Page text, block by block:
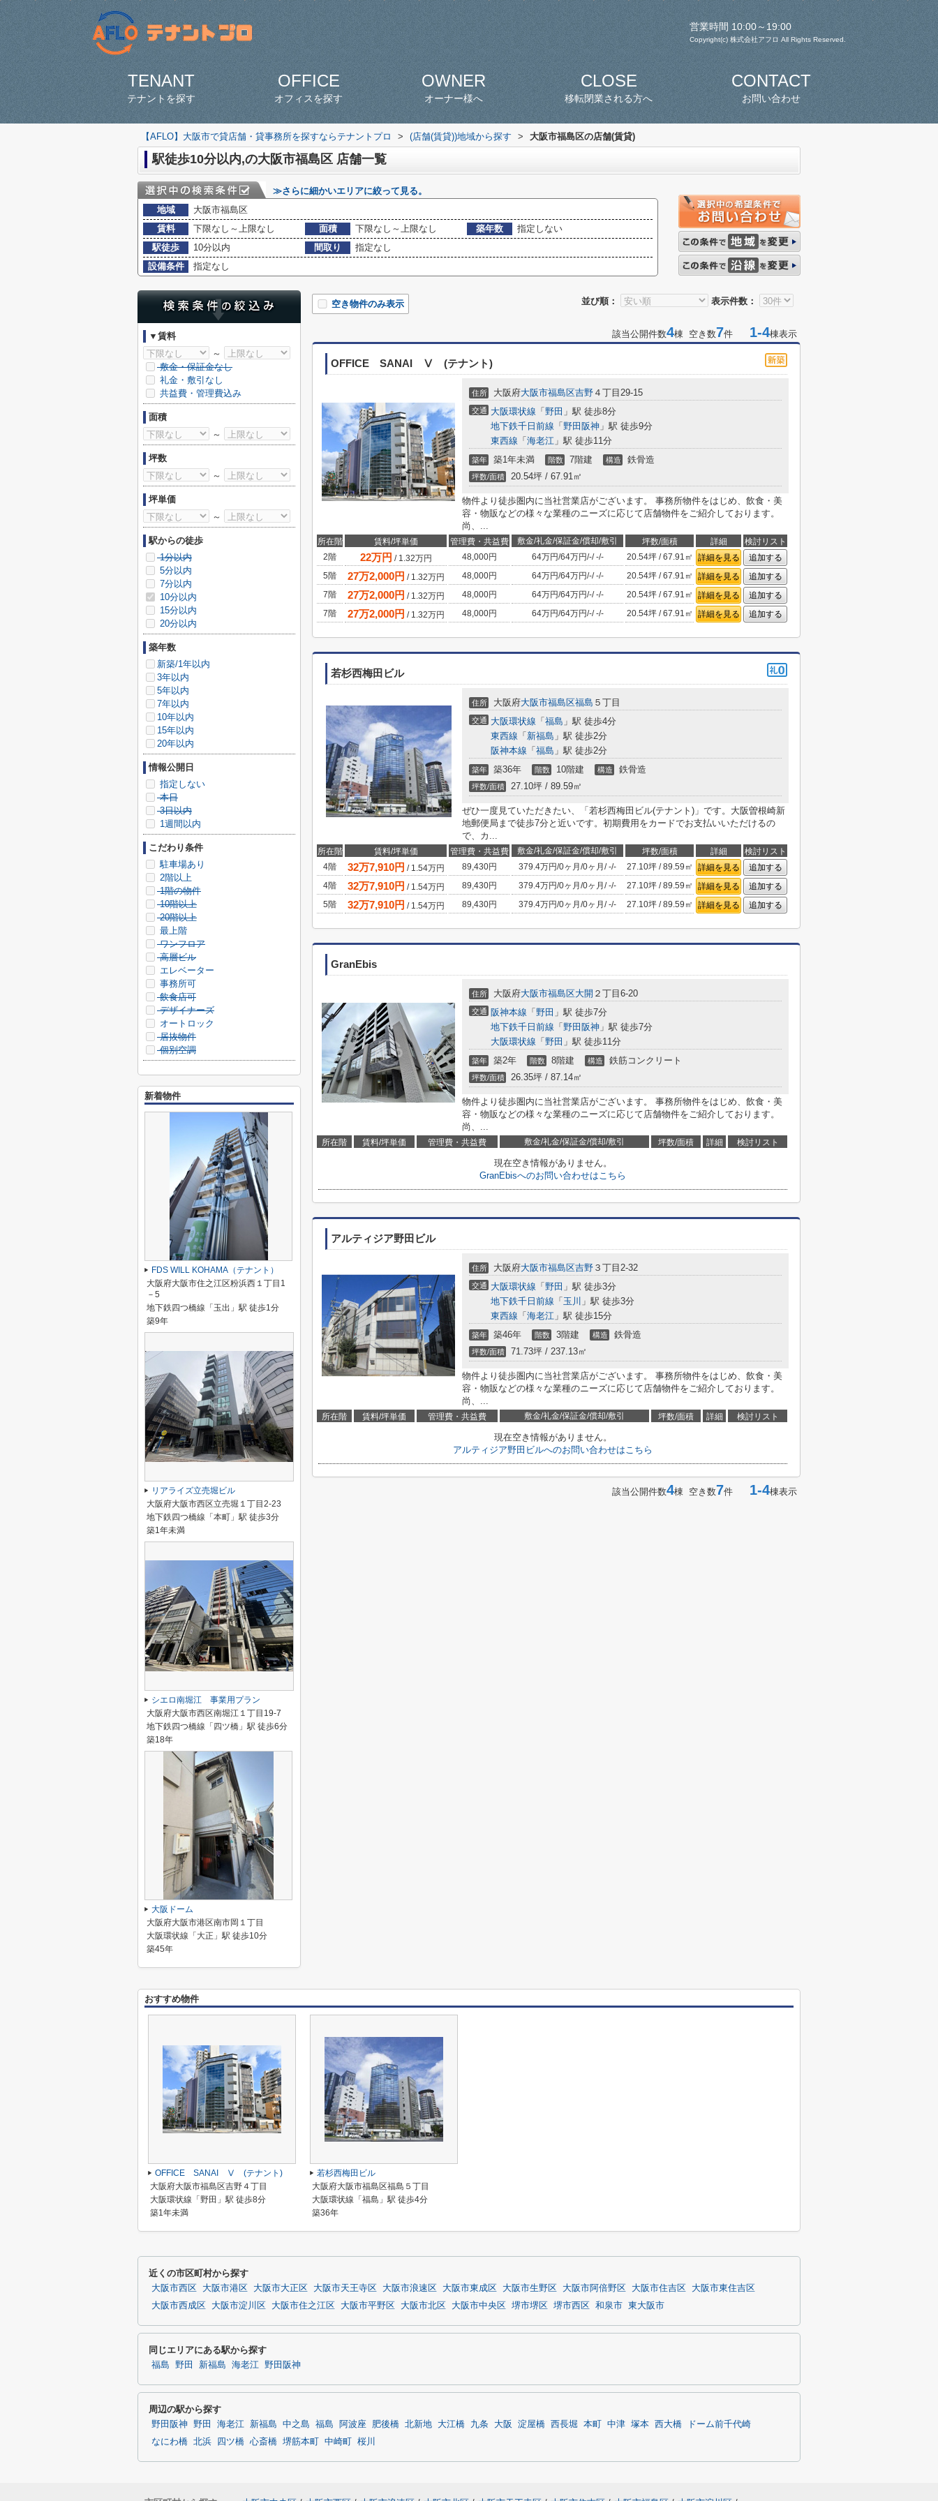
営業時間 10:00～19:00
Copyright(c) 株式会社アフロ All Rights Reserved.
TENANT
テナントを探す
OFFICE
オフィスを探す
OWNER
オーナー様へ
CLOSE
移転閉業される方へ
CONTACT
お問い合わせ
【AFLO】大阪市で貸店舗・貸事務所を探すならテナントプロ > (店舗(賃貸))地域から探す > 大阪市福島区の店舗(賃貸)
駅徒歩10分以内,の大阪市福島区 店舗一覧
≫さらに細かいエリアに絞って見る。
地域
大阪市福島区
賃料
下限なし～上限なし 面積 下限なし～上限なし 築年数
指定しない
駅徒歩
10分以内 間取り
指定なし
設備条件
指定なし
並び順： 表示件数：
空き物件のみ表示
該当公開件数4棟 空き数7件 1-4棟表示
OFFICE SANAI Ⅴ (テナント)
住所 大阪府大阪市福島区吉野 ４丁目29-15
交通 大阪環状線 「 野田 」駅 徒歩8分
地下鉄千日前線 「 野田阪神 」駅 徒歩9分
東西線 「 海老江 」駅 徒歩11分
築年 築1年未満 階数 7階建 構造 鉄骨造
坪数/面積 20.54坪 / 67.91㎡
物件より徒歩圏内に当社営業店がございます。 事務所物件をはじめ、飲食・美
容・物販などの様々な業種のニーズに応じて店舗物件をご紹介しております。
尚、...
所在階 賃料/坪単価 管理費・共益費 敷金/礼金/保証金/償却/敷引 坪数/面積 詳細
検討リスト
2階
22万円 / 1.32万円 48,000円 64万円/64万円/-/-/- 20.54坪 / 67.91㎡ 詳細を見る
追加する
5階
27万2,000円 / 1.32万円 48,000円 64万円/64万円/-/-/- 20.54坪 / 67.91㎡ 詳細を見る
追加する
7階
27万2,000円 / 1.32万円 48,000円 64万円/64万円/-/-/- 20.54坪 / 67.91㎡ 詳細を見る
追加する
7階
27万2,000円 / 1.32万円 48,000円 64万円/64万円/-/-/- 20.54坪 / 67.91㎡ 詳細を見る 追加する
若杉西梅田ビル
住所 大阪府大阪市福島区福島 ５丁目
交通 大阪環状線 「 福島 」駅 徒歩4分
東西線 「 新福島 」駅 徒歩2分
阪神本線 「 福島 」駅 徒歩2分
築年 築36年 階数 10階建 構造 鉄骨造
坪数/面積 27.10坪 / 89.59㎡
ぜひ一度見ていただきたい、「若杉西梅田ビル(テナント)」です。大阪曽根崎新
地郵便局まで徒歩7分と近いです。初期費用をカードでお支払いいただけるの
で、カ...
所在階 賃料/坪単価 管理費・共益費 敷金/礼金/保証金/償却/敷引 坪数/面積 詳細
検討リスト
4階
32万7,910円 / 1.54万円 89,430円 379.4万円/0ヶ月 /0ヶ月 /-/- 27.10坪 / 89.59㎡ 詳細を見る
追加する
4階
32万7,910円 / 1.54万円 89,430円 379.4万円/0ヶ月 /0ヶ月 /-/- 27.10坪 / 89.59㎡ 詳細を見る
追加する
5階
32万7,910円 / 1.54万円 89,430円 379.4万円/0ヶ月 /0ヶ月 /-/- 27.10坪 / 89.59㎡ 詳細を見る 追加する
GranEbis
住所 大阪府大阪市福島区大開 ２丁目6-20
交通 阪神本線 「 野田 」駅 徒歩7分
地下鉄千日前線 「 野田阪神 」駅 徒歩7分
大阪環状線 「 野田 」駅 徒歩11分
築年 築2年 階数 8階建 構造 鉄筋コンクリート
坪数/面積 26.35坪 / 87.14㎡
物件より徒歩圏内に当社営業店がございます。 事務所物件をはじめ、飲食・美
容・物販などの様々な業種のニーズに応じて店舗物件をご紹介しております。
尚、...
所在階 賃料/坪単価 管理費・共益費 敷金/礼金/保証金/償却/敷引 坪数/面積 詳細 検討リスト
現在空き情報がありません。
GranEbisへのお問い合わせはこちら
アルティジア野田ビル
住所 大阪府大阪市福島区吉野 ３丁目2-32
交通 大阪環状線 「 野田 」駅 徒歩3分
地下鉄千日前線 「 玉川 」駅 徒歩3分
東西線 「 海老江 」駅 徒歩15分
築年 築46年 階数 3階建 構造 鉄骨造
坪数/面積 71.73坪 / 237.13㎡
物件より徒歩圏内に当社営業店がございます。 事務所物件をはじめ、飲食・美
容・物販などの様々な業種のニーズに応じて店舗物件をご紹介しております。
尚、...
所在階 賃料/坪単価 管理費・共益費 敷金/礼金/保証金/償却/敷引 坪数/面積 詳細 検討リスト
現在空き情報がありません。
アルティジア野田ビルへのお問い合わせはこちら
該当公開件数4棟 空き数7件 1-4棟表示
▼賃料
～
敷金・保証金なし
礼金・敷引なし
共益費・管理費込み
面積
～
坪数
～
坪単価
～
駅からの徒歩
1分以内
5分以内
7分以内
10分以内
15分以内
20分以内
築年数
新築/1年以内
3年以内
5年以内
7年以内
10年以内
15年以内
20年以内
情報公開日
指定しない
本日
3日以内
1週間以内
こだわり条件
駐車場あり
2階以上
1階の物件
10階以上
20階以上
最上階
ワンフロア
高層ビル
エレベーター
事務所可
飲食店可
デザイナーズ
オートロック
居抜物件
個別空調
新着物件
FDS WILL KOHAMA（テナント）
大阪府大阪市住之江区粉浜西１丁目1
－5
地下鉄四つ橋線「玉出」駅 徒歩1分
築9年
リアライズ立売堀ビル
大阪府大阪市西区立売堀１丁目2-23
地下鉄四つ橋線「本町」駅 徒歩3分
築1年未満
シエロ南堀江 事業用プラン
大阪府大阪市西区南堀江１丁目19-7
地下鉄四つ橋線「四ツ橋」駅 徒歩6分
築18年
大阪ドーム
大阪府大阪市港区南市岡１丁目
大阪環状線「大正」駅 徒歩10分
築45年
おすすめ物件
OFFICE SANAI Ⅴ (テナント)
大阪府大阪市福島区吉野４丁目
大阪環状線「野田」駅 徒歩8分
築1年未満
若杉西梅田ビル
大阪府大阪市福島区福島５丁目
大阪環状線「福島」駅 徒歩4分
築36年
近くの市区町村から探す
大阪市西区 大阪市港区 大阪市大正区 大阪市天王寺区 大阪市浪速区 大阪市東成区 大阪市生野区 大阪市阿倍野区 大阪市住吉区
大阪市東住吉区
大阪市西成区
大阪市淀川区 大阪市住之江区 大阪市平野区 大阪市北区 大阪市中央区 堺市堺区 堺市西区 和泉市 東大阪市
同じエリアにある駅から探す
福島 野田 新福島 海老江 野田阪神
周辺の駅から探す
野田阪神 野田 海老江 新福島 中之島 福島 阿波座 肥後橋 北新地 大江橋 九条 大阪 淀屋橋 西長堀 本町 中津 塚本 西大橋
ドーム前千代崎
なにわ橋 北浜 四ツ橋 心斎橋 堺筋本町 中崎町 桜川